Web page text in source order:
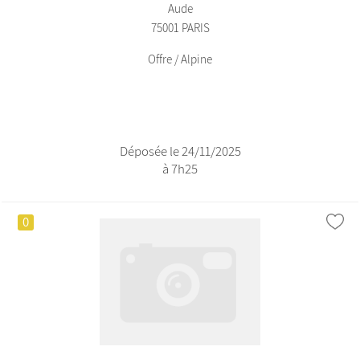
Aude
75001 PARIS
Offre / Alpine
Déposée le 24/11/2025
à 7h25
0